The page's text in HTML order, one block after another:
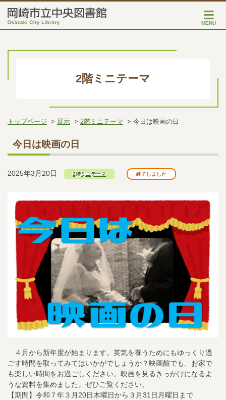
MENU
2階ミニテーマ
トップページ 展示 2階ミニテーマ 今日は映画の日
今日は映画の日
2025年3月20日 2階ミニテーマ 終了しました
４月から新年度が始まります。英気を養うためにもゆっくり過
ごす時間を取ってみてはいかがでしょうか？映画館でも、お家で
も楽しい時間をお過ごしください。映画を見るきっかけになるよ
うな資料を集めました。ぜひご覧ください。
【期間】令和７年３月20日木曜日から３月31日月曜日まで